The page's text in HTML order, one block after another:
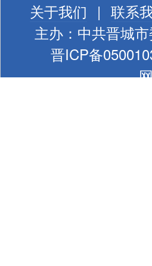
关于我们 | 联系
主办：中共晋城
晋ICP备